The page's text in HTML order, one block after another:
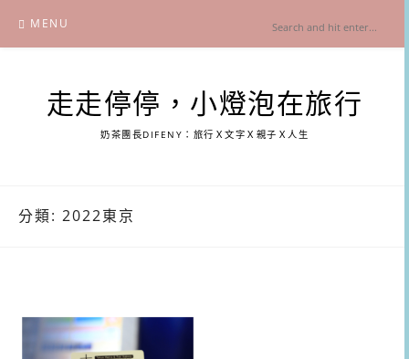
content
MENU
走走停停，小燈泡在旅行
奶茶團長DIFENY：旅行Ｘ文字Ｘ親子Ｘ人生
分類: 2022東京